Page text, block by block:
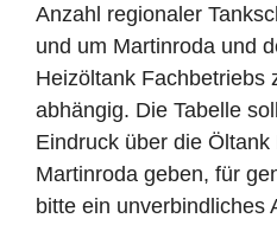
Anzahl regionaler
und um Martinroda und
Heizöltank Fachbetriebs
abhängig. Die Tabelle
Eindruck über die
Martinroda geben, für
bitte ein unverbindliches